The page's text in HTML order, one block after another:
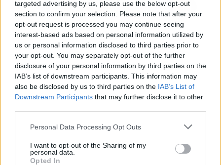
targeted advertising by us, please use the below opt-out
section to confirm your selection. Please note that after your
opt-out request is processed you may continue seeing
interest-based ads based on personal information utilized by
us or personal information disclosed to third parties prior to
your opt-out. You may separately opt-out of the further
disclosure of your personal information by third parties on the
IAB’s list of downstream participants. This information may
also be disclosed by us to third parties on the IAB’s List of
Downstream Participants that may further disclose it to other
Personal Data Processing Opt Outs
I want to opt-out of the Sharing of my
personal data.
Opted In